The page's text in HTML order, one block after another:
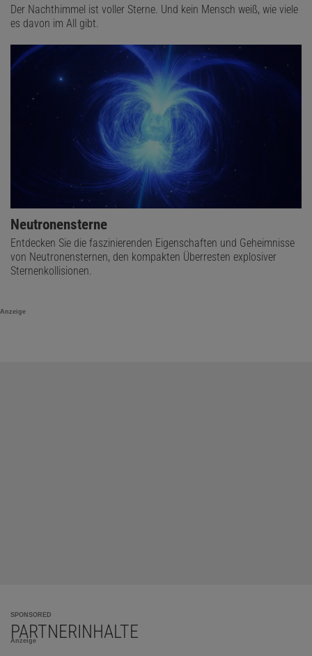
Der Nachthimmel ist voller Sterne. Und kein Mensch weiß, wie viele
es davon im All gibt.
Neutronensterne
Entdecken Sie die faszinierenden Eigenschaften und Geheimnisse
von Neutronensternen, den kompakten Überresten explosiver
Sternenkollisionen.
Anzeige
SPONSORED
PARTNERINHALTE
Anzeige